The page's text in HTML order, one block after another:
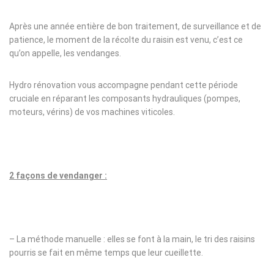
Après une année entière de bon traitement, de surveillance et de
patience, le moment de la récolte du raisin est venu, c’est ce
qu’on appelle, les vendanges.
Hydro rénovation vous accompagne pendant cette période
cruciale en réparant les composants hydrauliques (pompes,
moteurs, vérins) de vos machines viticoles.
2 façons de vendanger :
– La méthode manuelle : elles se font à la main, le tri des raisins
pourris se fait en même temps que leur cueillette.